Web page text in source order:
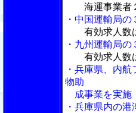
海運事業者
・中国運輸局
有効求人数
・九州運輸局
有効求人数
・兵庫県、内
物助
成事業を実施
・兵庫県内の